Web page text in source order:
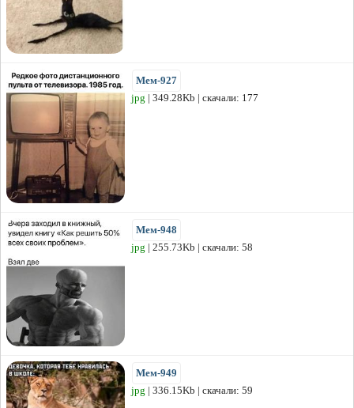
Мем-927
jpg | 349.28Kb | скачали: 177
Мем-948
jpg | 255.73Kb | скачали: 58
Мем-949
jpg | 336.15Kb | скачали: 59